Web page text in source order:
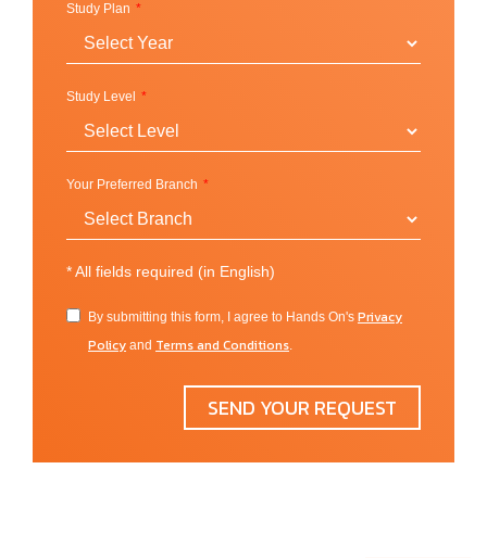
ทำเลที่ตั้งและวิทยาเขต
Boston, Massachusetts (USA)
ความสดใสโปร่งสบายของบรรยากาศในเมือง ที่ให้ความ
เที่ยวและร้านค้าต่าง ๆ ไว้ในที่เดียว การเดินเล่นในเมือง
เดินชมเมืองและชมธรรมชาติไปพร้อม ๆ กัน
ภายในมหาวิทยาลัยมีแหล่งการเรียนรู้ที่เอื้อประโยชน์ให้
กับนักศึกษามากมายไม่ว่าจะเป็นห้องสมุดที่มีแหล่งข้อมูล
ครบถ้วน และมีศูนย์การวิจัยต่างที่น่าสนใจให้นักศึกษาได้
เปิดประสบการณ์หรือมีส่วนร่วมได้ตามสาขาวิชาที่
เป็นความภาคภูมิใจของนักศึกษาและเจ้าหน้าที่ใน
Study Plan
Study Level
Your Preferred Branch
*All fields required (in English)
By submitting this form, I agree to Hands On's Privacy
Policy and Terms and Conditions.
SEND YOUR REQUEST